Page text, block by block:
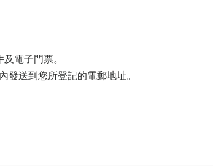
場次分開使用
電子門票。
送到您所登記的電郵地址。